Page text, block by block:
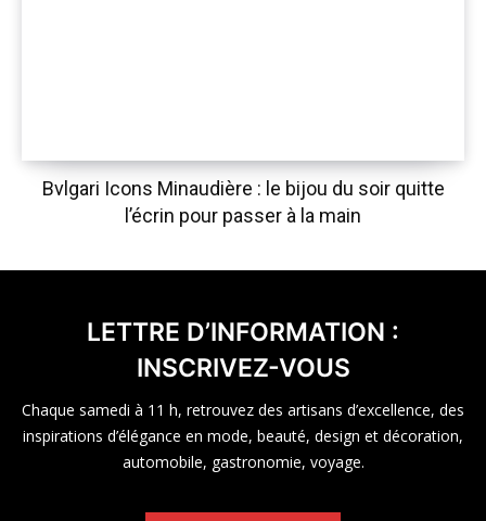
Bvlgari Icons Minaudière : le bijou du soir quitte
l’écrin pour passer à la main
LETTRE D’INFORMATION :
INSCRIVEZ-VOUS
Chaque samedi à 11 h, retrouvez des artisans d’excellence, des
inspirations d’élégance en mode, beauté, design et décoration,
automobile, gastronomie, voyage.